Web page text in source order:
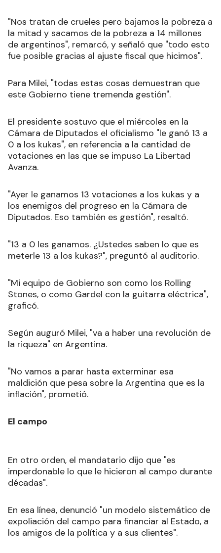
"Nos tratan de crueles pero bajamos la pobreza a
la mitad y sacamos de la pobreza a 14 millones
de argentinos", remarcó, y señaló que "todo esto
fue posible gracias al ajuste fiscal que hicimos".
Para Milei, "todas estas cosas demuestran que
este Gobierno tiene tremenda gestión".
El presidente sostuvo que el miércoles en la
Cámara de Diputados el oficialismo "le ganó 13 a
0 a los kukas", en referencia a la cantidad de
votaciones en las que se impuso La Libertad
Avanza.
"Ayer le ganamos 13 votaciones a los kukas y a
los enemigos del progreso en la Cámara de
Diputados. Eso también es gestión", resaltó.
"13 a 0 les ganamos. ¿Ustedes saben lo que es
meterle 13 a los kukas?", preguntó al auditorio.
"Mi equipo de Gobierno son como los Rolling
Stones, o como Gardel con la guitarra eléctrica",
graficó.
Según auguró Milei, "va a haber una revolución de
la riqueza" en Argentina.
"No vamos a parar hasta exterminar esa
maldición que pesa sobre la Argentina que es la
inflación", prometió.
El campo
En otro orden, el mandatario dijo que "es
imperdonable lo que le hicieron al campo durante
décadas".
En esa línea, denunció "un modelo sistemático de
expoliación del campo para financiar al Estado, a
los amigos de la política y a sus clientes".